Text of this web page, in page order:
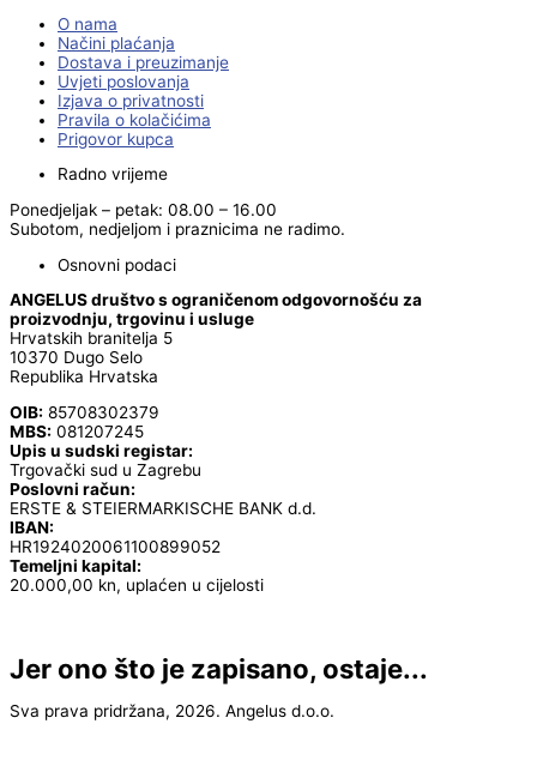
O nama
Načini plaćanja
Dostava i preuzimanje
Uvjeti poslovanja
Izjava o privatnosti
Pravila o kolačićima
Prigovor kupca
Radno vrijeme
Ponedjeljak – petak: 08.00 – 16.00
Subotom, nedjeljom i praznicima ne radimo.
Osnovni podaci
ANGELUS društvo s ograničenom odgovornošću za
proizvodnju, trgovinu i usluge
Hrvatskih branitelja 5
10370 Dugo Selo
Republika Hrvatska
OIB: 85708302379
MBS: 081207245
Upis u sudski registar:
Trgovački sud u Zagrebu
Poslovni račun:
ERSTE & STEIERMARKISCHE BANK d.d.
IBAN:
HR1924020061100899052
Temeljni kapital:
20.000,00 kn, uplaćen u cijelosti
Jer ono što je zapisano, ostaje...
Sva prava pridržana, 2026. Angelus d.o.o.